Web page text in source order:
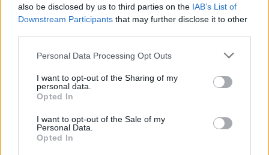
also be disclosed by us to third parties on the IAB’s List of
Downstream Participants that may further disclose it to other
Personal Data Processing Opt Outs
I want to opt-out of the Sharing of my
personal data.
Opted In
I want to opt-out of the Sale of my
Personal Data.
Opted In